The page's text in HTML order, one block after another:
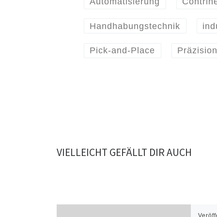
Handhabungstechnik
Pick-and-Place
VIELLEICHT GEFÄLLT DIR AUCH